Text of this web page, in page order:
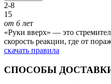
2-8
15
от 6 лет
«Руки вверх» — это
скорость реакции, где от
скачать правила
СПОСОБЫ